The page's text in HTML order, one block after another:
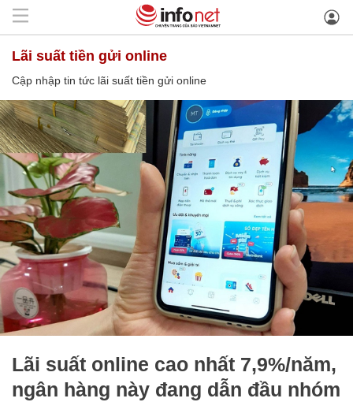
lãi suất tiền gửi online
Cập nhập tin tức lãi suất tiền gửi online
Lãi suất online cao nhất 7,9%/năm,
ngân hàng này đang dẫn đầu nhóm